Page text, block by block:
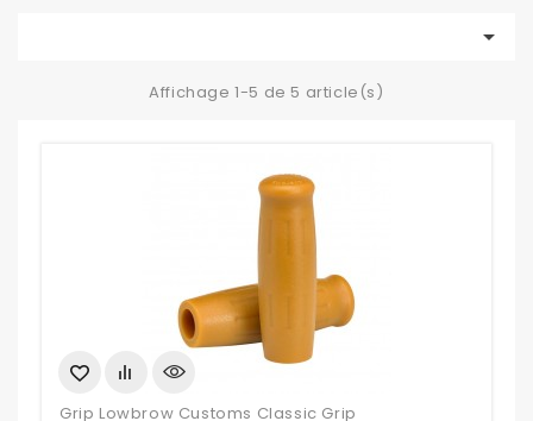

Affichage 1-5 de 5 article(s)
Grip Lowbrow Customs Classic Grip